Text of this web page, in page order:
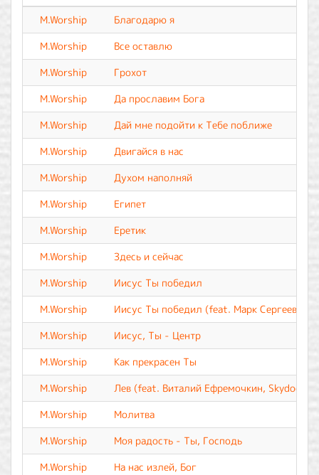
M.Worship
Благодарю я
M.Worship
Все оставлю
M.Worship
Грохот
M.Worship
Да прославим Бога
M.Worship
Дай мне подойти к Тебе поближе
M.Worship
Двигайся в нас
M.Worship
Духом наполняй
M.Worship
Египет
M.Worship
Еретик
M.Worship
Здесь и сейчас
M.Worship
Иисус Ты победил
M.Worship
Иисус Ты победил (feat. Марк Сергеев)
M.Worship
Иисус, Ты - Центр
M.Worship
Как прекрасен Ты
M.Worship
Лев (feat. Виталий Ефремочкин, Skydoor
M.Worship
Молитва
M.Worship
Моя радость - Ты, Господь
M.Worship
На нас излей, Бог